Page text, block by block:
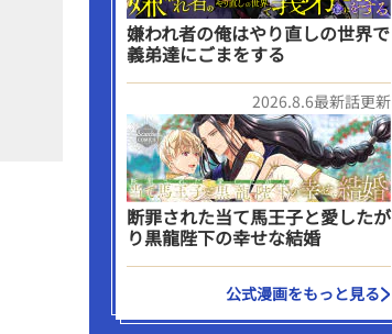
嫌われ者の俺はやり直しの世界で
義弟達にごまをする
2026.8.6最新話更新
断罪された当て馬王子と愛したが
り黒龍陛下の幸せな結婚
公式漫画をもっと見る